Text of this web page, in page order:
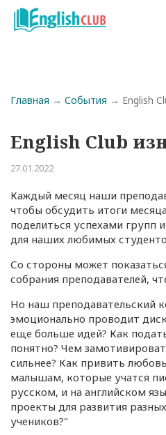
Строка
Главная События English
English Club
27.01.2022
Каждый месяц наши
чтобы обсудить итоги
поделиться успехами групп
для наших любимых
Со стороны может
собрания преподавателей,
Но наш преподавательский
эмоционально проводит
еще больше идей? Как
понятно? Чем
сильнее? Как привить
малышам, которые учатся
русском, и на английском
проекты для развития
учеников?"